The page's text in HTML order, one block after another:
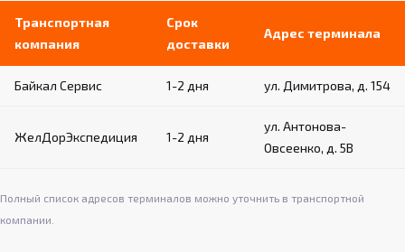
Транспортная
компания
Срок
доставки
Адрес терминала
Байкал Сервис 1-2 дня ул. Димитрова, д. 154
ЖелДорЭкспедиция 1-2 дня
ул. Антонова-
Овсеенко, д. 5В
Полный список адресов терминалов можно уточнить в транспортной
компании.